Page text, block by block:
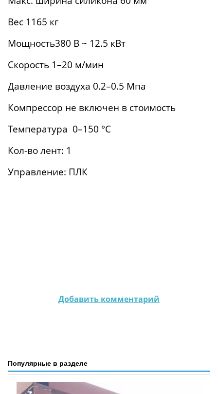
Вес 1165 кг
Мощность380 В ~ 12.5 кВт
Скорость 1–20 м/мин
Давление воздуха 0.2–0.5 Мпа
Компрессор не включен в стоимость
Температура 0–150 °C
Кол-во лент: 1
Управление: ПЛК
Добавить комментарий
Популярные в разделе